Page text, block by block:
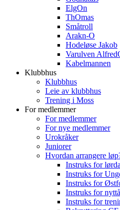
ElgOn
ThOmas
Småtroll
Arakn-O
Hodeløse Jakob
Varulven
Kabelmannen
Klubbhus
Klubbhus
Leie av klubbhus
Trening i Moss
For medlemmer
For medlemmer
For nye medlemmer
Urokråker
Juniorer
Hvordan arrangere
Instruks for
Instruks for
Instruks for
Instruks for
Instruks for